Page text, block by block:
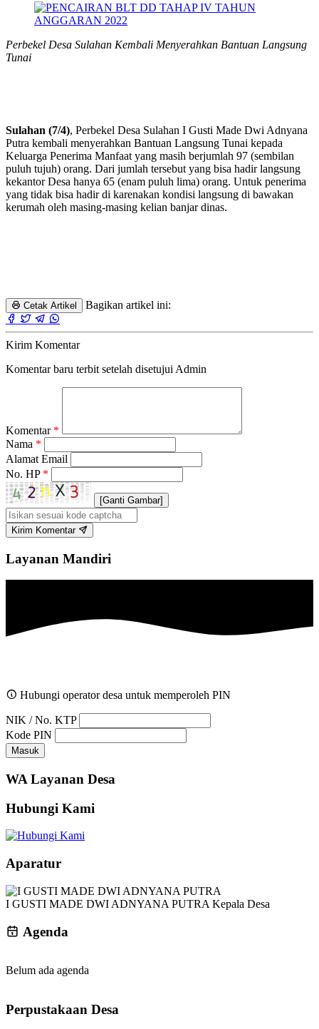
Perbekel Desa Sulahan Kembali Menyerahkan Bantuan Langsung
Tunai
Sulahan (7/4), Perbekel Desa Sulahan I Gusti Made Dwi Adnyana
Putra kembali menyerahkan Bantuan Langsung Tunai kepada
Keluarga Penerima Manfaat yang masih berjumlah 97 (sembilan
puluh tujuh) orang. Dari jumlah tersebut yang bisa hadir langsung
kekantor Desa hanya 65 (enam puluh lima) orang. Untuk penerima
yang tidak bisa hadir di karenakan kondisi langsung di bawakan
kerumah oleh masing-masing kelian banjar dinas.
Cetak Artikel Bagikan artikel ini:
Kirim Komentar
Komentar baru terbit setelah disetujui Admin
Komentar *
Nama *
Alamat Email
No. HP *
[Ganti Gambar]
Kirim Komentar
Layanan Mandiri
Hubungi operator desa untuk memperoleh PIN
NIK / No. KTP
Kode PIN
Masuk
WA Layanan Desa
Hubungi Kami
Aparatur
I GUSTI MADE DWI ADNYANA PUTRA Kepala Desa
Agenda
Belum ada agenda
Perpustakaan Desa